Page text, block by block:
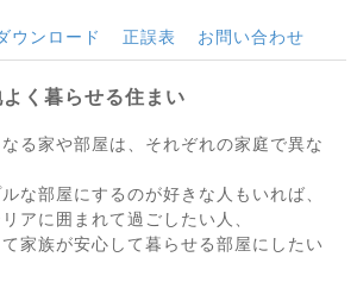
ウンロード 正誤表 お問い合わせ
く暮らせる住まい
る家や部屋は、それぞれの家庭で異な
な部屋にするのが好きな人もいれば、
アに囲まれて過ごしたい人、
家族が安心して暮らせる部屋にしたい